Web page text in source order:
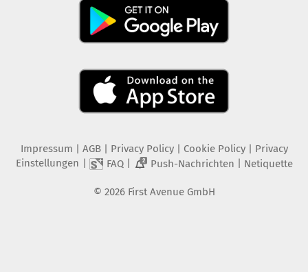
Impressum AGB Privacy Policy| Cookie Policy| Privacy
Einstellungen
FAQ| 2 Push-Nachrichten Netiquette
© 2026 First Avenue GmbH